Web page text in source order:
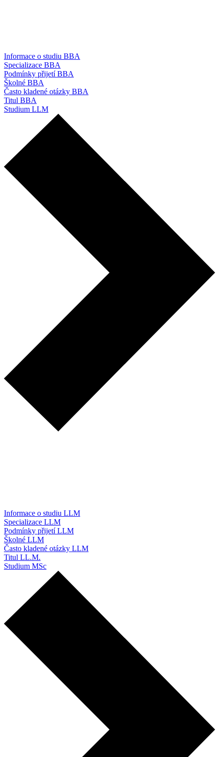
Informace o studiu BBA
Specializace BBA
Podmínky přijetí BBA
Školné BBA
Často kladené otázky BBA
Titul BBA
Studium LLM
Informace o studiu LLM
Specializace LLM
Podmínky přijetí LLM
Školné LLM
Často kladené otázky LLM
Titul LL.M.
Studium MSc